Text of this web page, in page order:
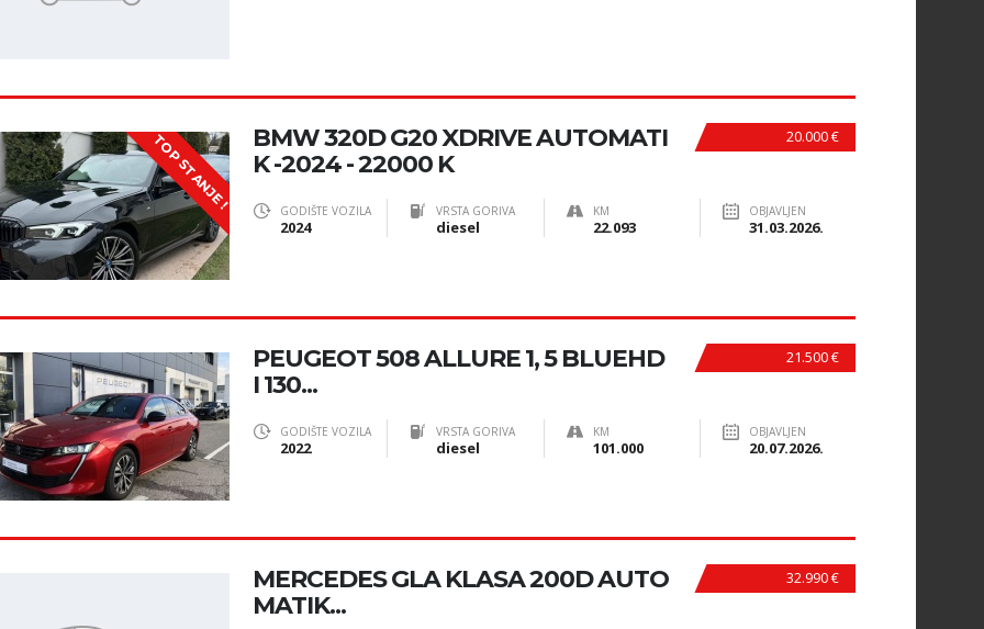
TOP STANJE ! 20.000 €
BMW 320D G20 XDRIVE AUTOMATI
K -2024 - 22000 K
GODIŠTE VOZILA
2024
VRSTA GORIVA
diesel
KM
22.093
OBJAVLJEN
31.03.2026.
21.500 €
PEUGEOT 508 ALLURE 1, 5 BLUEHD
I 130...
GODIŠTE VOZILA
2022
VRSTA GORIVA
diesel
KM
101.000
OBJAVLJEN
20.07.2026.
32.990 €
MERCEDES GLA KLASA 200D AUTO
MATIK...